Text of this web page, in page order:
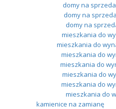
domy na
domy na
domy na
mieszkania do
mieszkania do
mieszkania do
mieszkania do
mieszkania do
mieszkania do
mieszkania do
kamienice na zamianę